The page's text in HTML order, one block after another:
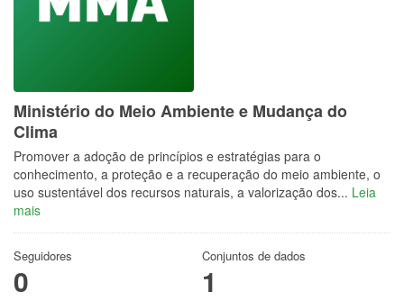
Ministério do Meio Ambiente e Mudança do
Clima
Promover a adoção de princípios e estratégias para o
conhecimento, a proteção e a recuperação do meio ambiente, o
uso sustentável dos recursos naturais, a valorização dos... Leia
mais
Seguidores
0
Conjuntos de dados
1